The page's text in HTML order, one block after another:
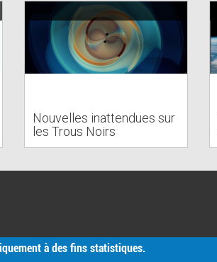
Nouvelles inattendues sur
les Trous Noirs
à des fins statistiques.